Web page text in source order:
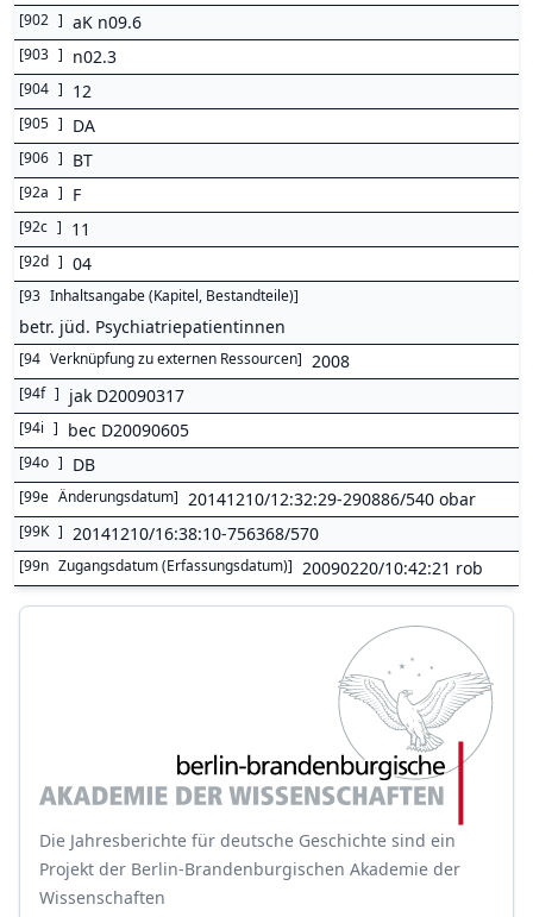
[902 ] aK n09.6
[903 ] n02.3
[904 ] 12
[905 ] DA
[906 ] BT
[92a ] F
[92c ] 11
[92d ] 04
[93 Inhaltsangabe (Kapitel, Bestandteile)]
betr. jüd. Psychiatriepatientinnen
[94 Verknüpfung zu externen Ressourcen] 2008
[94f ] jak D20090317
[94i ] bec D20090605
[94o ] DB
[99e Änderungsdatum] 20141210/12:32:29-290886/540 obar
[99K ] 20141210/16:38:10-756368/570
[99n Zugangsdatum (Erfassungsdatum)] 20090220/10:42:21 rob
Die Jahresberichte für deutsche Geschichte sind ein
Projekt der Berlin-Brandenburgischen Akademie der
Wissenschaften